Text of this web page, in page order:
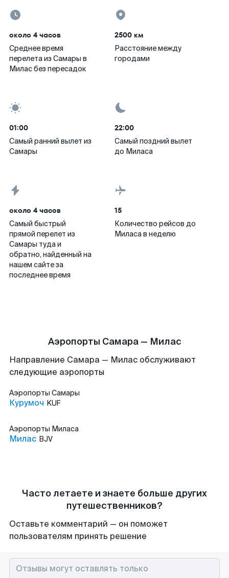
около 4 часов
Среднее время
перелета из Самары в
Милас без пересадок
2500 км
Расстояние между
городами
01:00
Самый ранний вылет из
Самары
22:00
Самый поздний вылет
до Миласа
около 4 часов
Самый быстрый
прямой перелет из
Самары туда и
обратно, найденный на
нашем сайте за
последнее время
15
Количество рейсов до
Миласа в неделю
Аэропорты Самара — Милас
Направление Самара — Милас обслуживают
следующие аэропорты
Аэропорты Самары
Курумоч KUF
Аэропорты Миласа
Милас BJV
Часто летаете и знаете больше других
путешественников?
Оставьте комментарий — он поможет
пользователям принять решение